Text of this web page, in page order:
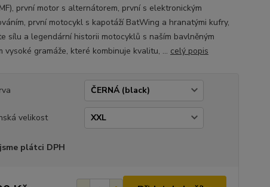
první motor s alternátorem, první s elektronickým
první motocykl s kapotáží BatWing a hranatými kufry,
sílu a legendární historii motocyklů s naším bavlněným
vysoké gramáže, které kombinuje kvalitu, ... celý popis
velikost
plátci DPH